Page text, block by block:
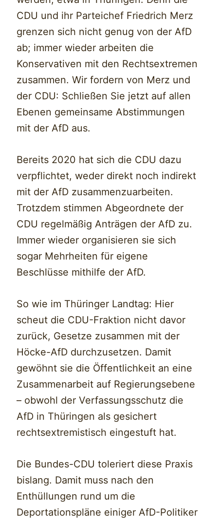
CDU und ihr Parteichef Friedrich Merz
grenzen sich nicht genug von der AfD
ab; immer wieder arbeiten die
Konservativen mit den Rechtsextremen
zusammen. Wir fordern von Merz und
der CDU: Schließen Sie jetzt auf allen
Ebenen gemeinsame Abstimmungen
mit der AfD aus.
Bereits 2020 hat sich die CDU dazu
verpflichtet, weder direkt noch indirekt
mit der AfD zusammenzuarbeiten.
Trotzdem stimmen Abgeordnete der
CDU regelmäßig Anträgen der AfD zu.
Immer wieder organisieren sie sich
sogar Mehrheiten für eigene
Beschlüsse mithilfe der AfD.
So wie im Thüringer Landtag: Hier
scheut die CDU-Fraktion nicht davor
zurück, Gesetze zusammen mit der
Höcke-AfD durchzusetzen. Damit
gewöhnt sie die Öffentlichkeit an eine
Zusammenarbeit auf Regierungsebene
– obwohl der Verfassungsschutz die
AfD in Thüringen als gesichert
rechtsextremistisch eingestuft hat.
Die Bundes-CDU toleriert diese Praxis
bislang. Damit muss nach den
Enthüllungen rund um die
Deportationspläne einiger AfD-Politiker